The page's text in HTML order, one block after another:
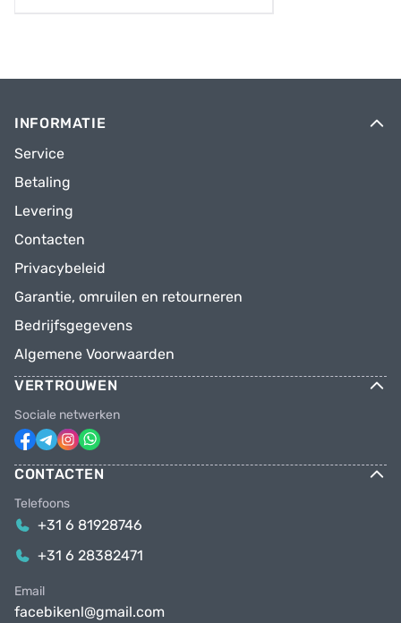
INFORMATIE
Service
Betaling
Levering
Contacten
Privacybeleid
Garantie, omruilen en retourneren
Bedrijfsgegevens
Algemene Voorwaarden
VERTROUWEN
Sociale netwerken
CONTACTEN
Telefoons
+31 6 81928746
+31 6 28382471
Email
facebikenl@gmail.com